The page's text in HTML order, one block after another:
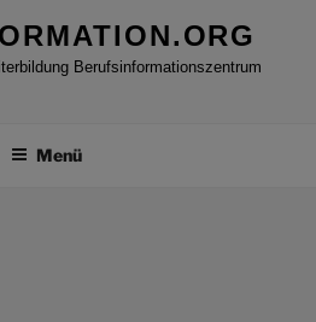
Berufsinformationszentrum
Menü